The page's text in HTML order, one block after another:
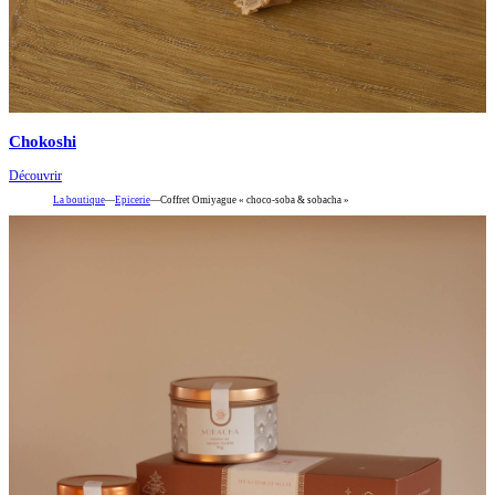
Chokoshi
Découvrir
La boutique—Epicerie—Coffret Omiyague « choco-soba & sobacha »